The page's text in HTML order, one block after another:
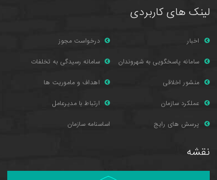
لینک های کاربردی
اخبار
درخواست مجوز
سامانه پاسخگویی به شهروندان
سامانه رسیدگی به تخلفات
منشور اخلاقی
اهداف و ماموریت ها
عملکرد سازمان
ارتباط با مدیرعامل
پرسش های رایج اساسنامه سازمان
نقشه